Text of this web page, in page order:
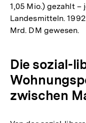
1,05 Mio.) gezahlt –
Landesmitteln.
Mrd. DM gewesen.
Die sozial-
zwischen